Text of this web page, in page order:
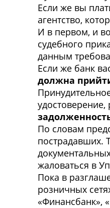
Если же вы
агентство,
И в первом, и
судебного
данным
Если же банк
должна
По словам
пострадавших.
жаловаться в
Пока в
розничных
«Финансбанк»,